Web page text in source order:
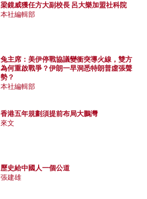
梁鏡威獲任方大副校長 呂大樂加盟社科院
本社編輯部
兔主席：美伊停戰協議變衝突導火線，雙方
為何重啟戰爭？伊朗一早洞悉特朗普虛張聲
勢？
本社編輯部
香港五年規劃須提前布局大鵬灣
來文
歷史給中國人一個公道
張建雄